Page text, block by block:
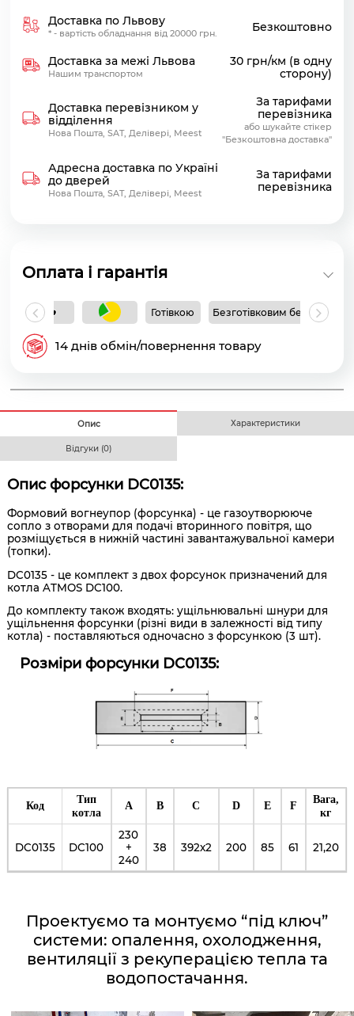
Доставка по Львову
* - вартість обладнання від 20000 грн. Безкоштовно
Доставка за межі Львова
Нашим транспортом
30 грн/км (в одну
сторону)
Доставка перевізником у
відділення
Нова Пошта, SAT, Делівері, Meest
За тарифами
перевізника
або шукайте стікер
"Безкоштовна доставка"
Адресна доставка по Україні
до дверей
Нова Пошта, SAT, Делівері, Meest
За тарифами
перевізника
Оплата і гарантія
Готівкою Безготівковим без ПДВ
14 днів обмін/повернення товару
Опис Характеристики
Відгуки (0)
Опис форсунки DC0135:
Формовий вогнеупор (форсунка) - це газоутворююче
сопло з отворами для подачі вторинного повітря, що
розміщується в нижній частині завантажувальної камери
(топки).
DC0135 - це комплект з двох форсунок призначений для
котла ATMOS DC100.
До комплекту також входять: ущільнювальні шнури для
ущільнення форсунки (різні види в залежності від типу
котла) - поставляються одночасно з форсункою (3 шт).
Розміри форсунки DC0135:
Код
Тип
котла
A B C D E F
Вага,
кг
DC0135 DC100
230
+
240
38 392х2 200 85 61 21,20
Проектуємо та монтуємо “під ключ”
системи: опалення, охолодження,
вентиляції з рекуперацією тепла та
водопостачання.